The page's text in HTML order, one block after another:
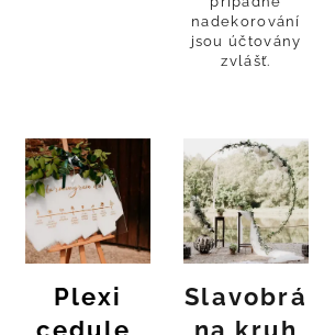
nadekorování
jsou účtovány
zvlášť.
Plexi
cedule
Slavobrá
na kruh